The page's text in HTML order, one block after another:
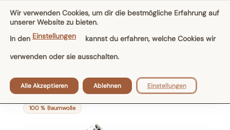
‹ Zurück zur Übersicht
Halbmond
Wir verwenden Cookies, um dir die bestmögliche Erfahrung auf
unserer Website zu bieten.
In den Einstellungen
kannst du erfahren, welche Cookies wir
verwenden oder sie ausschalten.
Alle Akzeptieren Ablehnen Einstellungen